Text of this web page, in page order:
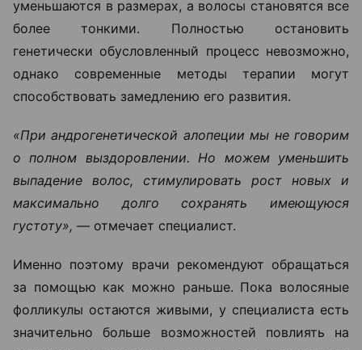
уменьшаются в размерах, а волосы становятся все
более тонкими. Полностью остановить
генетически обусловленный процесс невозможно,
однако современные методы терапии могут
способствовать замедлению его развития.
«При андрогенетической алопеции мы не говорим
о полном выздоровлении. Но можем уменьшить
выпадение волос, стимулировать рост новых и
максимально долго сохранять имеющуюся
густоту», — отмечает специалист.
Именно поэтому врачи рекомендуют обращаться
за помощью как можно раньше. Пока волосяные
фолликулы остаются живыми, у специалиста есть
значительно больше возможностей повлиять на